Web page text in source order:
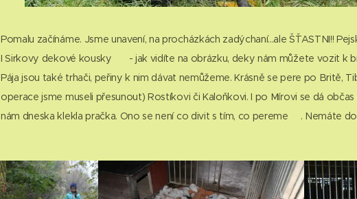
Pomalu začínáme. Jsme unavení, na procházkách zadýchaní...ale ŠŤASTNI!!
I Sirkovy dekové kousky 😊 - jak vidíte na obrázku, deky nám můžete vozit k
Pája jsou také trhači, peřiny k nim dávat nemůžeme. Krásně se pere po Britě,
operace jsme museli přesunout) Rostíkovi či Kaloňkovi. I po Mírovi se dá
nám dneska klekla pračka. Ono se není co divit s tím, co pereme☹. Nemáte